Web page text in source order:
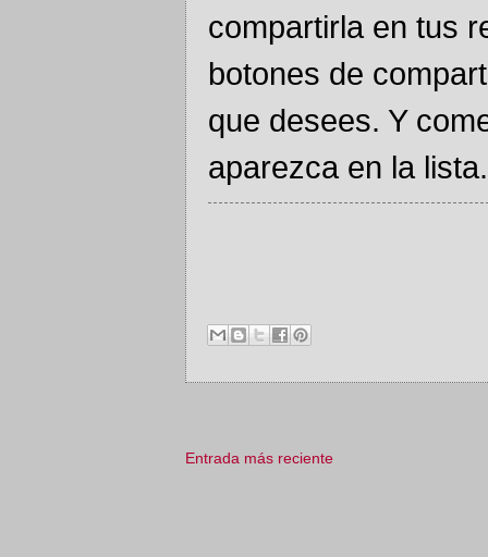
compartirla en tus
botones de
que desees. Y
aparezca en la lista.
Entrada más reciente